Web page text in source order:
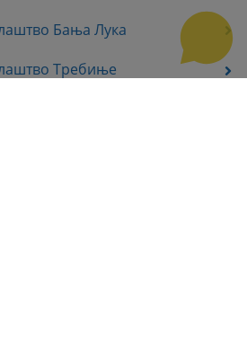
Бања Лука
Требиње